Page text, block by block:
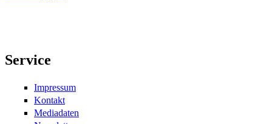
Service
Impressum
Kontakt
Mediadaten